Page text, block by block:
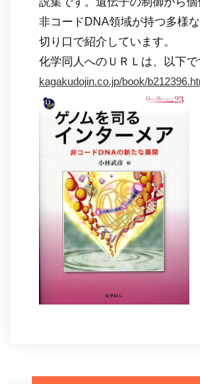
非コードDNA領域が持つ多様
切り口で紹介しています。
化学同人へのＵＲＬは、以下で
kagakudojin.co.jp/book/